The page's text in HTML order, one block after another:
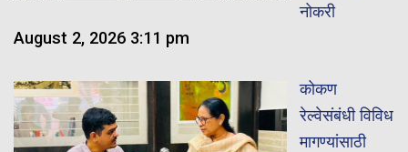
नोकरी
August 2, 2026 3:11 pm
कोकण
रेल्वेसंबंधी विविध
मागण्यांसाठी